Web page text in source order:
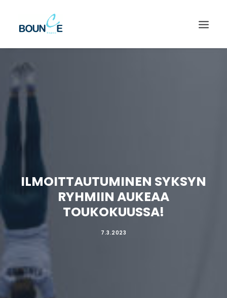
ILMOITTAUTUMINEN SYKSYN
RYHMIIN AUKEAA
TOUKOKUUSSA!
7.3.2023